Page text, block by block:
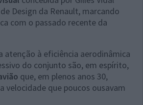
Design da Renault, marcando
com o passado recente da
atenção à eficiência aerodinâmica
do conjunto são, em espírito,
que, em plenos anos 30,
velocidade que poucos ousavam